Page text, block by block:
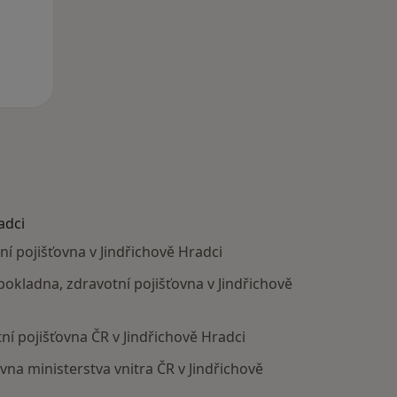
pojišťovna v Jindřichově Hradci
zdravotní pojišťovna v Jindřichově
pojišťovna ČR v Jindřichově Hradci
ministerstva vnitra ČR v Jindřichově